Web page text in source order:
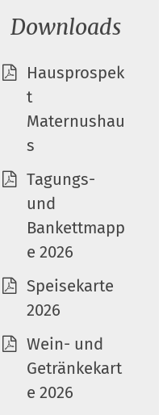
Downloads
Hausprospek
t
Maternushau
s
Tagungs-
und
Bankettmapp
e 2026
Speisekarte
2026
Wein- und
Getränkekart
e 2026